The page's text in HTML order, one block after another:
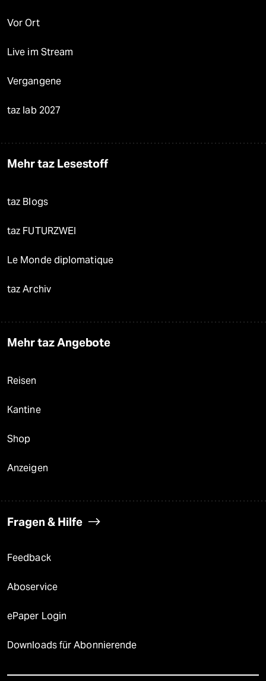
Vor Ort
Live im Stream
Vergangene
taz lab 2027
Mehr taz Lesestoff
taz Blogs
taz FUTURZWEI
Le Monde diplomatique
taz Archiv
Mehr taz Angebote
Reisen
Kantine
Shop
Anzeigen
Fragen & Hilfe
Feedback
Aboservice
ePaper Login
Downloads für Abonnierende